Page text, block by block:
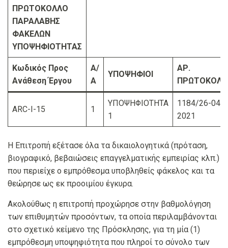
ΠΡΩΤΟΚΟΛΛΟ
ΠΑΡΑΛΑΒΗΣ
ΦΑΚΕΛΩΝ
ΥΠΟΨΗΦΙΟΤΗΤΑΣ
Κωδικός Προς
Ανάθεση Έργου
Α/
Α
ΥΠΟΨΗΦΙΟΙ
ΑΡ.
ARC-Ι-15 1
ΥΠΟΨΗΦΙΟΤΗΤΑ
1
1184/26-04-
2021
Η Επιτροπή εξέτασε όλα τα δικαιολογητικά (πρόταση,
βιογραφικό, βεβαιώσεις επαγγελματικής εμπειρίας κλπ.)
που περιείχε ο εμπρόθεσμα υποβληθείς φάκελος και τα
θεώρησε ως εκ προοιμίου έγκυρα.
Ακολούθως η επιτροπή προχώρησε στην βαθμολόγηση
των επιθυμητών προσόντων, τα οποία περιλαμβάνονται
στο σχετικό κείμενο της Πρόσκλησης, για τη μία (1)
εμπρόθεσμη υποψηφιότητα που πληροί το σύνολο των